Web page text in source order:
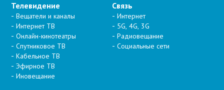
Телевидение
Вещатели и каналы
Интернет ТВ
Онлайн-кинотеатры
Спутниковое ТВ
Кабельное ТВ
Эфирное ТВ
Иновещание
Связь
Интернет
5G, 4G, 3G
Радиовещание
Социальные сети